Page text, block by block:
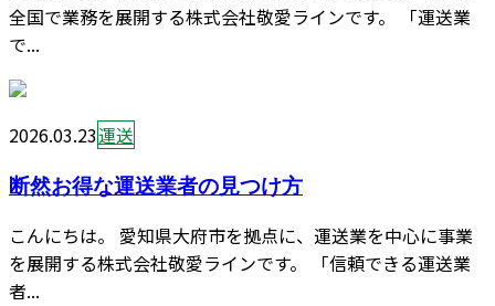
全国で業務を展開する株式会社敬愛ラインです。 「運送業
で...
2026.03.23運送
断然お得な運送業者の見つけ方
こんにちは。 愛知県大府市を拠点に、運送業を中心に事業
を展開する株式会社敬愛ラインです。 「信頼できる運送業
者...